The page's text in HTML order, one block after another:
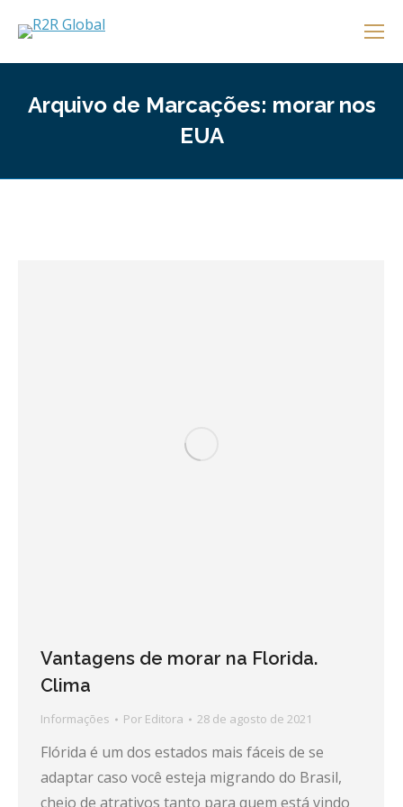
Arquivo de Marcações: morar nos
EUA
Vantagens de morar na Florida.
Clima
Informações Por Editora 28 de agosto de 2021
Flórida é um dos estados mais fáceis de se
adaptar caso você esteja migrando do Brasil,
cheio de atrativos tanto para quem está vindo